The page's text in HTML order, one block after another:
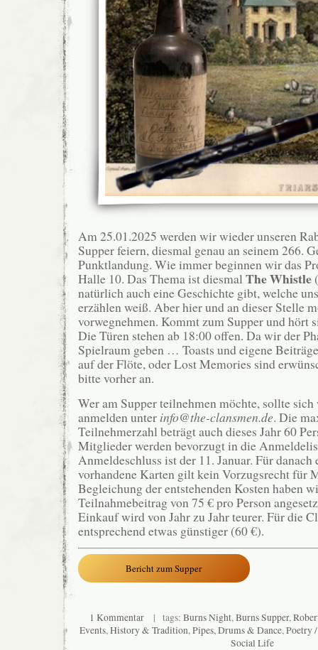
Am 25.01.2025 werden wir wieder unseren
Supper feiern, diesmal genau an seinem 266.
Punktlandung. Wie immer beginnen wir das
Halle 10. Das Thema ist diesmal TheWhistle (
natürlich auch eine Geschichte gibt, welche
erzählen weiß. Aber hier und an dieser Stelle
vorwegnehmen. Kommt zum Supper und hört
Die Türen stehen ab 18:00 offen. Da wir der
Spielraum geben … Toasts und eigene
auf der Flöte, oder Lost Memories sind
bitte vorher an.
Wer am Supper teilnehmen möchte, sollte
anmelden unter info@the-clansmen.de. Die
Teilnehmerzahl beträgt auch dieses Jahr 60
Mitglieder werden bevorzugt in die
Anmeldeschluss ist der 11. Januar. Für
vorhandene Karten gilt kein Vorzugsrecht für
Begleichung der entstehenden Kosten haben
Teilnahmebeitrag von 75 € pro Person
Einkauf wird von Jahr zu Jahr teurer. Für die
entsprechend etwas günstiger (60 €).
Bericht zum Supper
1 Kommentar | tags: Burns Night,Burns Supper,
Events,History & Tradition,Pipes, Drums & Dance,Poetry
Social Life